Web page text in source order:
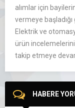
alımlar için
vermeye
Elektrik ve
ürün
takip etmeye
HABERE